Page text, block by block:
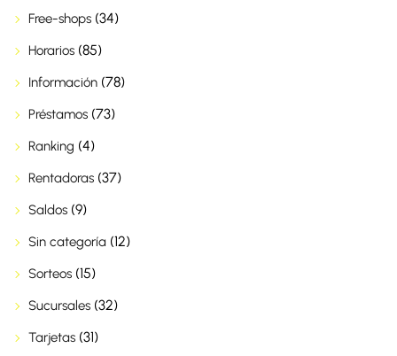
Free-shops (34)
Horarios (85)
Información (78)
Préstamos (73)
Ranking (4)
Rentadoras (37)
Saldos (9)
Sin categoría (12)
Sorteos (15)
Sucursales (32)
Tarjetas (31)